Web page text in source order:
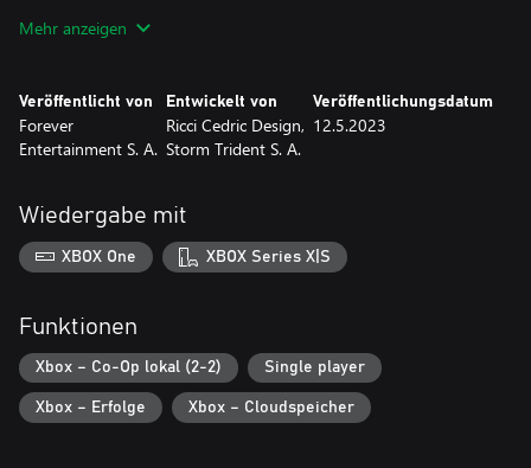
Mehr anzeigen
Veröffentlicht von
Forever
Entertainment S. A.
Entwickelt von
Ricci Cedric Design,
Storm Trident S. A.
Veröffentlichungsdatum
12.5.2023
Wiedergabe mit
XBOX One XBOX Series X|S
Funktionen
Xbox – Co-Op lokal (2-2) Single player
Xbox – Erfolge Xbox – Cloudspeicher